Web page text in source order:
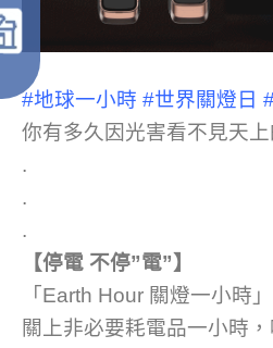
#地球一小時 #世界關燈日
你有多久因光害看不見天
.
.
.
【停電 不停”電”】
「Earth Hour 關燈一小時
關上非必要耗電品一小時